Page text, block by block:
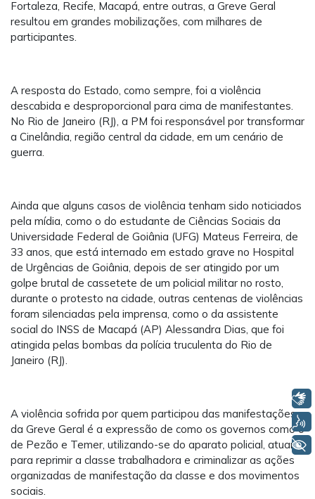
Fortaleza, Recife, Macapá, entre outras, a Greve Geral
resultou em grandes mobilizações, com milhares de
participantes.
A resposta do Estado, como sempre, foi a violência
descabida e desproporcional para cima de manifestantes.
No Rio de Janeiro (RJ), a PM foi responsável por transformar
a Cinelândia, região central da cidade, em um cenário de
guerra.
Ainda que alguns casos de violência tenham sido noticiados
pela mídia, como o do estudante de Ciências Sociais da
Universidade Federal de Goiânia (UFG) Mateus Ferreira, de
33 anos, que está internado em estado grave no Hospital
de Urgências de Goiânia, depois de ser atingido por um
golpe brutal de cassetete de um policial militar no rosto,
durante o protesto na cidade, outras centenas de violências
foram silenciadas pela imprensa, como o da assistente
social do INSS de Macapá (AP) Alessandra Dias, que foi
atingida pelas bombas da polícia truculenta do Rio de
Janeiro (RJ).
A violência sofrida por quem participou das manifestações
da Greve Geral é a expressão de como os governos como o
de Pezão e Temer, utilizando-se do aparato policial, atuam
para reprimir a classe trabalhadora e criminalizar as ações
organizadas de manifestação da classe e dos movimentos
sociais.
Voz
+ Acessibilidade